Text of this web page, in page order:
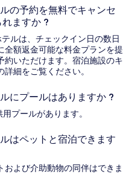
の予約を無料でキャンセ
ますか ?
ルは、チェックイン日の数日
全額返金可能な料金プランを提
約いただけます。宿泊施設のキ
細をご覧ください。
にプールはありますか ?
プールがあります。
はペットと宿泊できます
よび介助動物の同伴はできま